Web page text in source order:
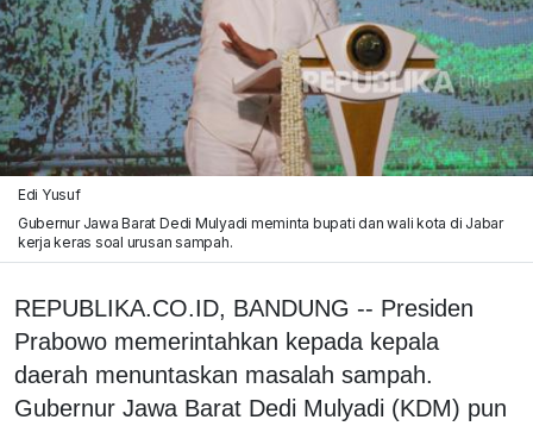
Edi Yusuf
Gubernur Jawa Barat Dedi Mulyadi meminta bupati dan wali kota di Jabar
kerja keras soal urusan sampah.
REPUBLIKA.CO.ID, BANDUNG -- Presiden
Prabowo memerintahkan kepada kepala
daerah menuntaskan masalah sampah.
Gubernur Jawa Barat Dedi Mulyadi (KDM) pun